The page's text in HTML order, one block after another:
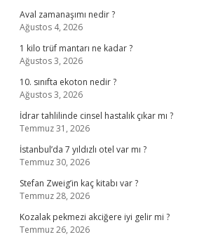
Aval zamanaşımı nedir ?
Ağustos 4, 2026
1 kilo trüf mantarı ne kadar ?
Ağustos 3, 2026
10. sınıfta ekoton nedir ?
Ağustos 3, 2026
İdrar tahlilinde cinsel hastalık çıkar mı ?
Temmuz 31, 2026
İstanbul’da 7 yıldızlı otel var mı ?
Temmuz 30, 2026
Stefan Zweig’in kaç kitabı var ?
Temmuz 28, 2026
Kozalak pekmezi akciğere iyi gelir mi ?
Temmuz 26, 2026